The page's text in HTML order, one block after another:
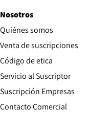
Nosotros
Quiénes somos
Venta de suscripciones
Código de etica Opens in
Servicio al Suscriptor
Suscripción Empresas
Contacto Comercial